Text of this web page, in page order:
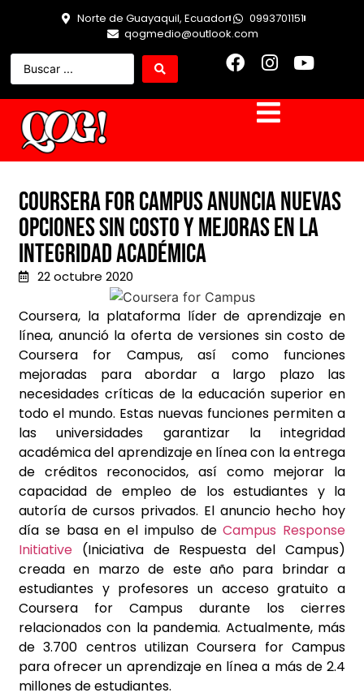
Norte de Guayaquil, Ecuador
0993701151
qogmedio@outlook.com
Coursera for Campus anuncia nuevas
opciones sin costo y mejoras en la
integridad académica
22 octubre 2020
Coursera, la plataforma líder de aprendizaje en
línea, anunció la oferta de versiones sin costo de
Coursera for Campus, así como funciones
mejoradas para abordar a largo plazo las
necesidades críticas de la educación superior en
todo el mundo. Estas nuevas funciones permiten a
las universidades garantizar la integridad
académica del aprendizaje en línea con la entrega
de créditos reconocidos, así como mejorar la
capacidad de empleo de los estudiantes y la
autoría de cursos privados. El anuncio hecho hoy
día se basa en el impulso deCampus Response
Initiative (Iniciativa de Respuesta del Campus)
creada en marzo de este año para brindar a
estudiantes y profesores un acceso gratuito a
Coursera for Campus durante los cierres
relacionados con la pandemia. Actualmente, más
de 3.700 centros utilizan Coursera for Campus
para ofrecer un aprendizaje en línea a más de 2.4
millones de estudiantes.